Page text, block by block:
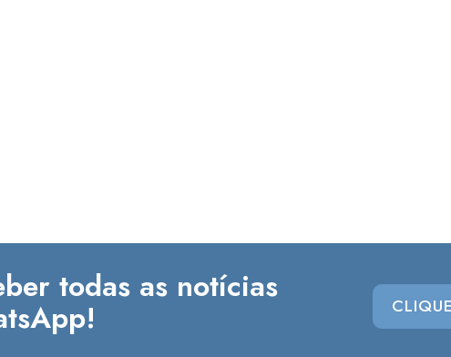
todas as notícias